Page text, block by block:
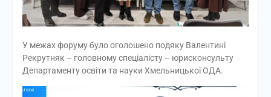
У межах форуму було оголошено подяку Валентині
Рекрутняк – головному спеціалісту – юрисконсульту
Департаменту освіти та науки Хмельницької ОДА.